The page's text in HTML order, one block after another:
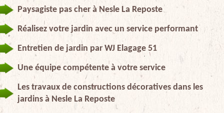
Paysagiste pas cher à Nesle La Reposte
Réalisez votre jardin avec un service performant
Entretien de jardin par WJ Elagage 51
Une équipe compétente à votre service
Les travaux de constructions décoratives dans les
jardins à Nesle La Reposte